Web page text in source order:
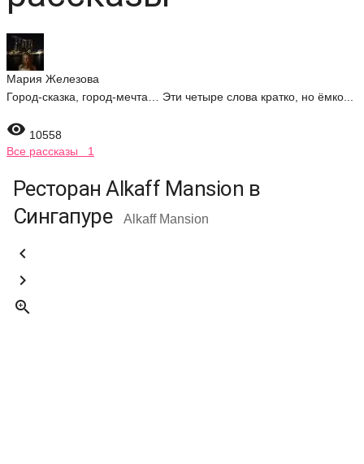
Мария Железова
Город-сказка, город-мечта… Эти четыре слова кратко, но ёмко...
 10558
Все рассказы 1
Ресторан Alkaff Mansion в
Сингапуре
Alkaff Mansion


